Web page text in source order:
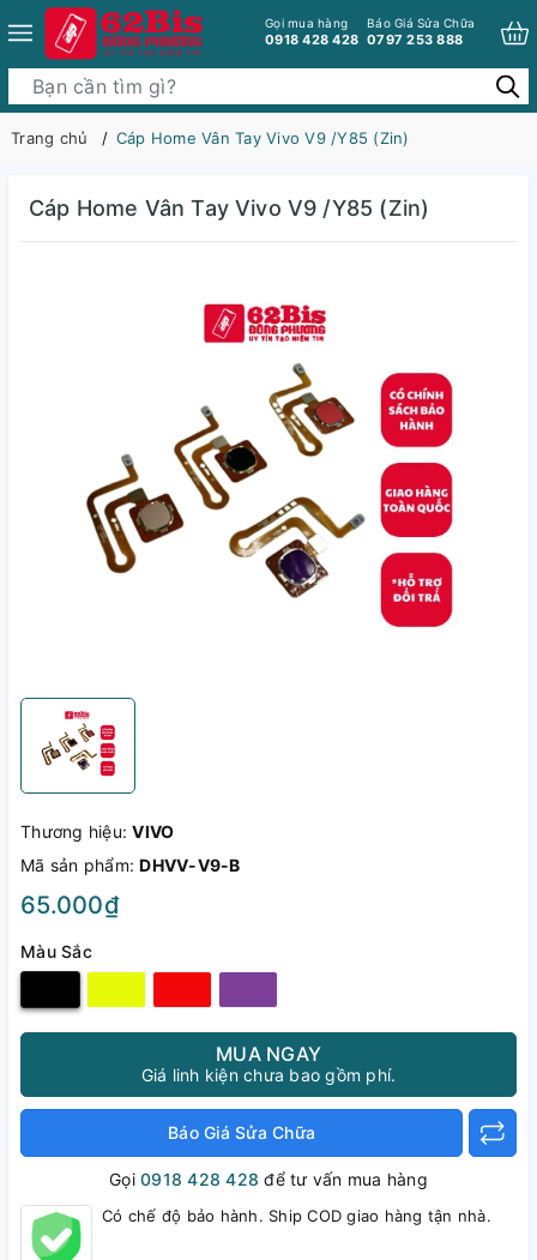
Gọi mua hàng
0918 428 428
Báo Giá Sửa Chữa
0797 253 888
Trang chủ Cáp Home Vân Tay Vivo V9 /Y85 (Zin)
Cáp Home Vân Tay Vivo V9 /Y85 (Zin)
Thương hiệu:VIVO
Mã sản phẩm:DHVV-V9-B
65.000₫
Màu Sắc
MUA NGAY
Giá linh kiện chưa bao gồm phí.
Báo Giá Sửa Chữa
Gọi0918 428 428 để tư vấn mua hàng
Có chế độ bảo hành. Ship COD giao hàng tận nhà.